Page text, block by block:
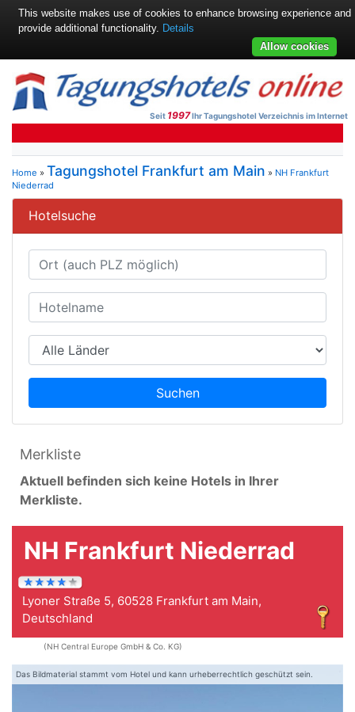
Seit 1997Ihr Tagungshotel Verzeichnis im Internet
Home » Tagungshotel Frankfurt am Main » NH Frankfurt
Niederrad
Hotelsuche
Suchen
Merkliste
Aktuell befinden sich keine Hotels in Ihrer
Merkliste.
NH Frankfurt Niederrad
Lyoner Straße 5, 60528 Frankfurt am Main,
Deutschland
(NH Central Europe GmbH & Co. KG)
Das Bildmaterial stammt vom Hotel und kann urheberrechtlich geschützt sein.
This website makes use of cookies to enhance browsing experience and
provide additional functionality. Details
Allow cookies